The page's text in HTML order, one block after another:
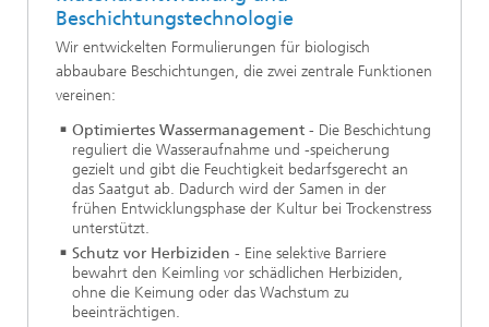
Beschichtungstechnologie
Wir entwickelten Formulierungen für biologisch
abbaubare Beschichtungen, die zwei zentrale Funktionen
vereinen:
Optimiertes Wassermanagement - Die Beschichtung
reguliert die Wasseraufnahme und -speicherung
gezielt und gibt die Feuchtigkeit bedarfsgerecht an
das Saatgut ab. Dadurch wird der Samen in der
frühen Entwicklungsphase der Kultur bei Trockenstress
unterstützt.
Schutz vor Herbiziden - Eine selektive Barriere
bewahrt den Keimling vor schädlichen Herbiziden,
ohne die Keimung oder das Wachstum zu
beeinträchtigen.